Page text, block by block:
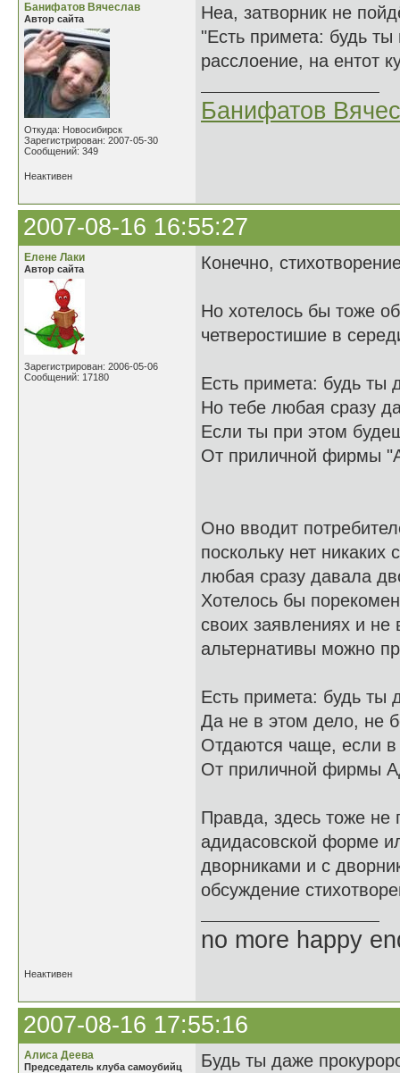
Банифатов Вячеслав
Автор сайта
Откуда: Новосибирск
Зарегистрирован: 2007-05-30
Сообщений: 349
Неа, затворник не
"Есть примета: будь
расслоение, на ентот
Банифатов
Неактивен
2007-08-16 16:55:27
Елене Лаки
Автор сайта
Зарегистрирован: 2006-05-06
Сообщений: 17180
Конечно,
Но хотелось бы тоже
четверостишие в
Есть примета: будь ты
Но тебе любая сразу
Если ты при этом
От приличной фирмы
Оно вводит
поскольку нет
любая сразу давала
Хотелось бы
своих заявлениях и
альтернативы можно
Есть примета: будь ты
Да не в этом дело, не
Отдаются чаще, если
От приличной фирмы
Правда, здесь тоже
адидасовской форме
дворниками и с
обсуждение
no more happy
Неактивен
2007-08-16 17:55:16
Алиса Деева
Председатель клуба самоубийц
Будь ты даже